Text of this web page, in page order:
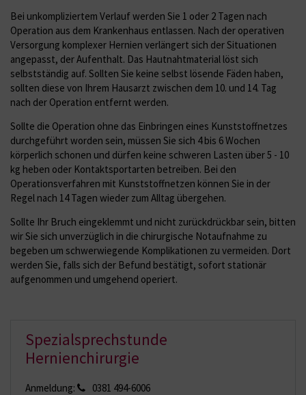
Bei unkompliziertem Verlauf werden Sie 1 oder 2 Tagen nach
Operation aus dem Krankenhaus entlassen. Nach der operativen
Versorgung komplexer Hernien verlängert sich der Situationen
angepasst, der Aufenthalt. Das Hautnahtmaterial löst sich
selbstständig auf. Sollten Sie keine selbst lösende Fäden haben,
sollten diese von Ihrem Hausarzt zwischen dem 10. und 14. Tag
nach der Operation entfernt werden.
Sollte die Operation ohne das Einbringen eines Kunststoffnetzes
durchgeführt worden sein, müssen Sie sich 4 bis 6 Wochen
körperlich schonen und dürfen keine schweren Lasten über 5 - 10
kg heben oder Kontaktsportarten betreiben. Bei den
Operationsverfahren mit Kunststoffnetzen können Sie in der
Regel nach 14 Tagen wieder zum Alltag übergehen.
Sollte Ihr Bruch eingeklemmt und nicht zurückdrückbar sein, bitten
wir Sie sich unverzüglich in die chirurgische Notaufnahme zu
begeben um schwerwiegende Komplikationen zu vermeiden. Dort
werden Sie, falls sich der Befund bestätigt, sofort stationär
aufgenommen und umgehend operiert.
Spezialsprechstunde
Hernienchirurgie
Anmeldung:
0381 494-6006